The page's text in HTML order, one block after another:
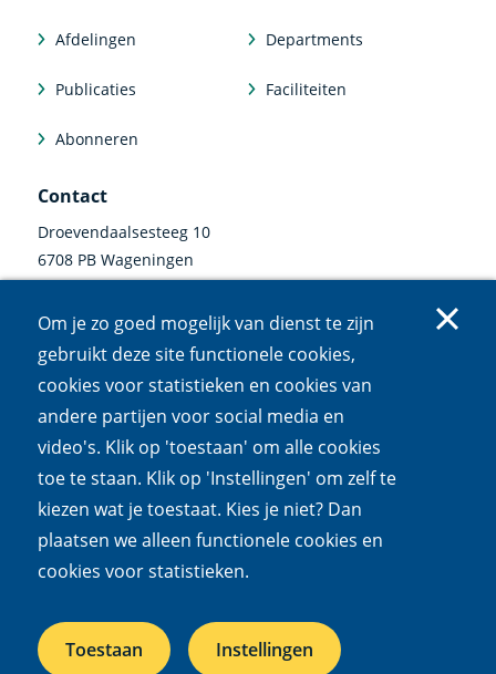
Om je zo goed mogelijk van dienst te zijn
gebruikt deze site functionele cookies,
cookies voor statistieken en cookies van
andere partijen voor social media en
video's. Klik op 'toestaan' om alle cookies
toe te staan. Klik op 'Instellingen' om zelf te
kiezen wat je toestaat. Kies je niet? Dan
plaatsen we alleen functionele cookies en
cookies voor statistieken.
Toestaan Instellingen
Afdelingen Departments
Publicaties Faciliteiten
Abonneren
Contact
Droevendaalsesteeg 10
6708 PB Wageningen
communicatie@nioo.knaw.nl
Volg ons
Linkedin
link)
Instagram
(externe
link)
Bluesky
link)
Facebook
(externe
link)
Mastodon
link)
Youtube
(externe
link)
Cookies Privacy Responsible disclosureToegankelijkheid
Wet open overheid
Het NIOO is een onderdeel van de
Koninklijke Nederlandse
Akademie van Wetenschappen